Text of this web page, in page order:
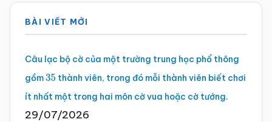
Sidebar
chính
BÀI VIẾT MỚI
Câu lạc bộ cờ của một trường trung học phổ thông
gồm35 thành viên, trong đó mỗi thành viên biết chơi
ít nhất một trong hai môn cờ vua hoặc cờ tướng.
29/07/2026